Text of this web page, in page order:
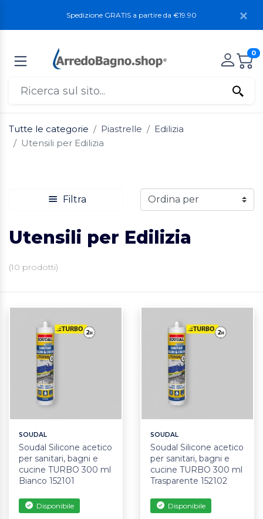
Spedizione GRATIS a partire da €19.90
0
Tutte le categorie Piastrelle
Edilizia
Utensili per Edilizia
Filtra
Utensili per Edilizia
(10 prodotti)
SOUDAL
Soudal Silicone acetico
per sanitari, bagni e
cucine TURBO 300 ml
Bianco 152101
Disponibile
SOUDAL
Soudal Silicone acetico
per sanitari, bagni e
cucine TURBO 300 ml
Trasparente 152102
Disponibile